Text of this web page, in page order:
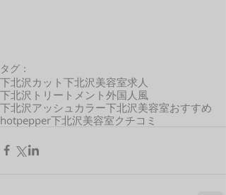
タグ：
下北沢カット 下北沢美容室求人
下北沢トリートメント 外国人風
下北沢アッシュカラー下北沢美容室おすすめ
hotpepper下北沢美容室クチコミ